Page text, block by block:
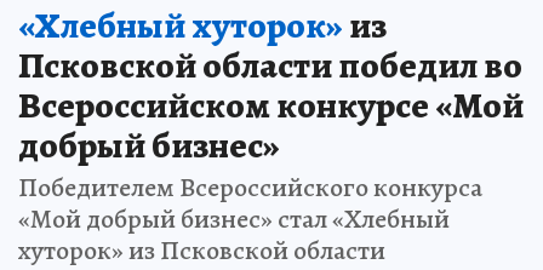
«Хлебный хуторок»из
Псковской области победил во
Всероссийском конкурсе «Мой
добрый бизнес»
Победителем Всероссийского конкурса
«Мой добрый бизнес» стал «Хлебный
хуторок» из Псковской области